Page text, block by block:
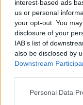
interest-based ads
us or personal
your opt-out. You
disclosure of your
IAB’s list of
also be disclosed by
Downstream
Please note that this
Personal Data
Kövess